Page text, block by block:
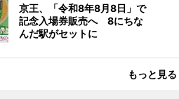
京王、「令和8年8月8日」で
記念入場券販売へ 8にちな
んだ駅がセットに
もっと見る